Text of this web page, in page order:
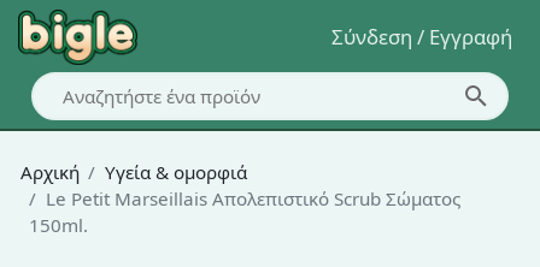
Σύνδεση / Εγγραφή
Αρχική
Υγεία & ομορφιά
Le Petit Marseillais Απολεπιστικό Scrub Σώματος
150ml.